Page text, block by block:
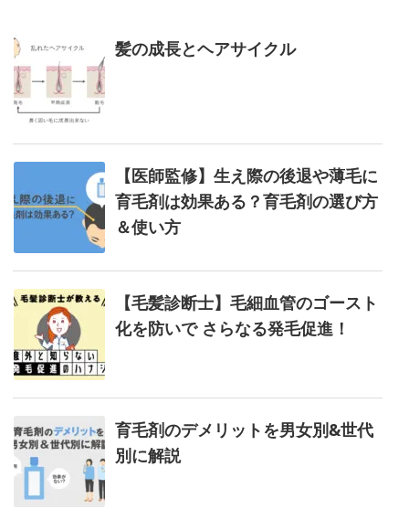
髪の成長とヘアサイクル
【医師監修】生え際の後退や薄毛に
育毛剤は効果ある？育毛剤の選び方
＆使い方
【毛髪診断士】毛細血管のゴースト
化を防いで さらなる発毛促進！
育毛剤のデメリットを男女別&世代
別に解説